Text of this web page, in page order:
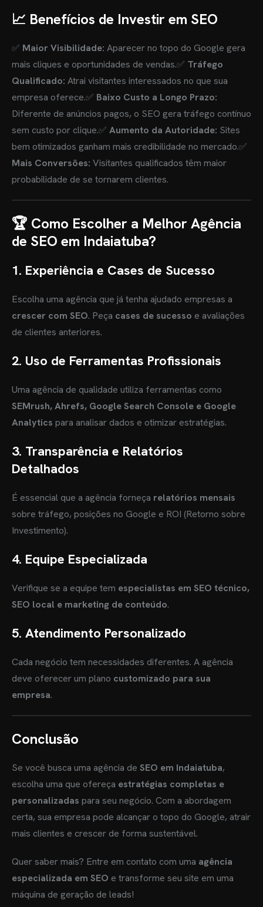
MIM
📈 Benefícios de Investir em SEO
✅ Maior Visibilidade: Aparecer no topo do Google gera
mais cliques e oportunidades de vendas.✅ Tráfego
Qualificado: Atrai visitantes interessados no que sua
empresa oferece.✅ Baixo Custo a Longo Prazo:
Diferente de anúncios pagos, o SEO gera tráfego contínuo
sem custo por clique.✅ Aumento da Autoridade: Sites
bem otimizados ganham mais credibilidade no mercado.✅
Mais Conversões: Visitantes qualificados têm maior
probabilidade de se tornarem clientes.
🏆 Como Escolher a Melhor Agência
de SEO em Indaiatuba?
1. Experiência e Cases de Sucesso
Escolha uma agência que já tenha ajudado empresas a
crescer com SEO. Peça cases de sucesso e avaliações
de clientes anteriores.
2. Uso de Ferramentas Profissionais
Uma agência de qualidade utiliza ferramentas como
SEMrush, Ahrefs, Google Search Console e Google
Analytics para analisar dados e otimizar estratégias.
3. Transparência e Relatórios
Detalhados
É essencial que a agência forneça relatórios mensais
sobre tráfego, posições no Google e ROI (Retorno sobre
Investimento).
4. Equipe Especializada
Verifique se a equipe tem especialistas em SEO técnico,
SEO local e marketing de conteúdo.
5. Atendimento Personalizado
Cada negócio tem necessidades diferentes. A agência
deve oferecer um plano customizado para sua
empresa.
Conclusão
Se você busca uma agência de SEO em Indaiatuba,
escolha uma que ofereça estratégias completas e
personalizadas para seu negócio. Com a abordagem
certa, sua empresa pode alcançar o topo do Google, atrair
mais clientes e crescer de forma sustentável.
Quer saber mais? Entre em contato com uma agência
especializada em SEO e transforme seu site em uma
máquina de geração de leads!